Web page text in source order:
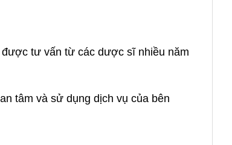
tư vấn từ các dược sĩ nhiều năm
tâm và sử dụng dịch vụ của bên